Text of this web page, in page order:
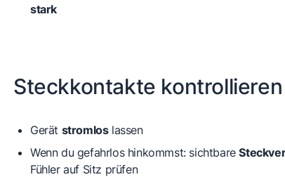
stark
Steckkontakte kontrollieren
Gerät stromloslassen
Wenn du gefahrlos hinkommst: sichtbare
Fühler auf Sitz prüfen